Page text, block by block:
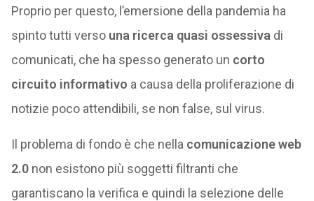
Proprio per questo, l’emersione della pandemia ha
spinto tutti verso una ricerca quasi ossessiva di
comunicati, che ha spesso generato un corto
circuito informativo a causa della proliferazione di
notizie poco attendibili, se non false, sul virus.
Il problema di fondo è che nella comunicazione web
2.0non esistono più soggetti filtranti che
garantiscano la verifica e quindi la selezione delle